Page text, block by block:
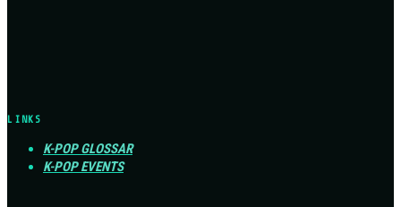
LINKS
K-POP GLOSSAR
K-POP EVENTS